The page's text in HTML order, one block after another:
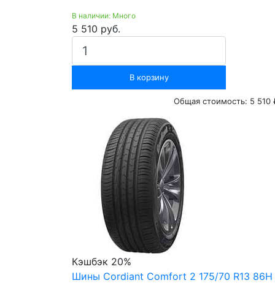
В наличии: Много
5 510 руб.
В корзину
Общая стоимость: 5 510
Кэшбэк 20%
Шины Cordiant Comfort 2 175/70 R13 86H